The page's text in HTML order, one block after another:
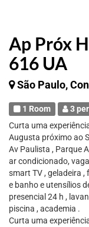
Ap Próx
616 UA
São Paulo,
1 Room 3
Curta uma
Augusta próximo ao
Av Paulista , Parque
ar condicionado,
smart TV , geladeira
e banho e utensílios
presencial 24 h ,
piscina , academia .
Curta uma